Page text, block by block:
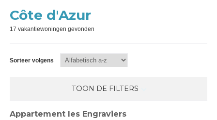
CONTACT
RESERVATIE INFO
NEWS
Côte d'Azur
17 vakantiewoningen gevonden
Sorteer volgens
TOON DE FILTERS
Ligging
Appartement les Engraviers